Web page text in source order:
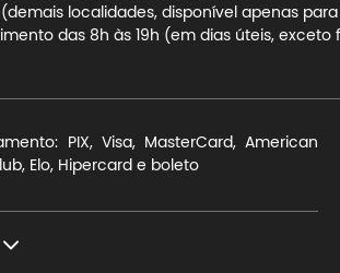
localidades, disponível apenas
das 8h às 19h (em dias úteis, exceto
PIX, Visa, MasterCard, American
Elo, Hipercard e boleto